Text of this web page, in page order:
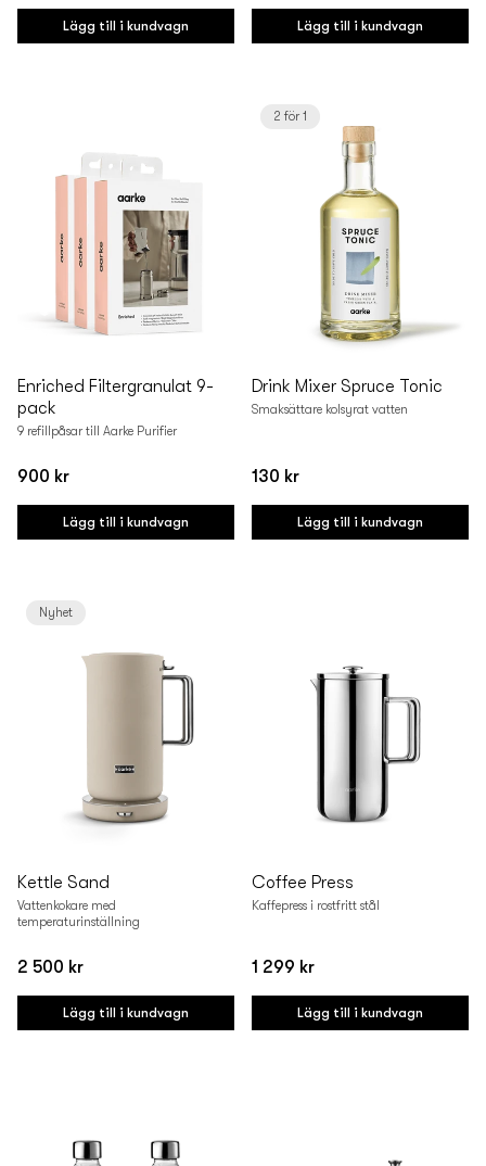
pris
Lägg till i kundvagn
pris
Lägg till i kundvagn
Enriched Filtergranulat 9-
pack
9 refillpåsar till Aarke Purifier
Vanligt
pris
900 kr
Lägg till i kundvagn
2 för 1
Drink Mixer Spruce Tonic
Smaksättare kolsyrat vatten
Vanligt
pris
130 kr
Lägg till i kundvagn
Nyhet
Kettle Sand
Vattenkokare med
temperaturinställning
Vanligt
pris
2 500 kr
Lägg till i kundvagn
Coffee Press
Kaffepress i rostfritt stål
Vanligt
pris
1 299 kr
Lägg till i kundvagn